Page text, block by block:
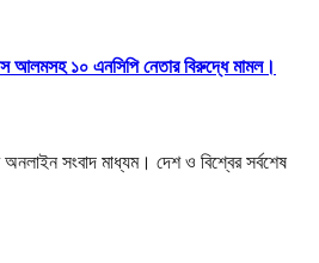
আলমসহ ১০ এনসিপি নেতার বিরুদ্ধে মামল।
সংবাদ মাধ্যম। দেশ ও বিশ্বের সর্বশেষ